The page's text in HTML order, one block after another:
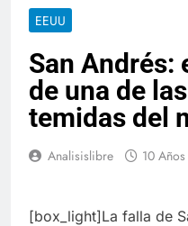
EEUU
San Andrés:
de una de
temidas del
Analisislibre 10
[box_light]La falla de